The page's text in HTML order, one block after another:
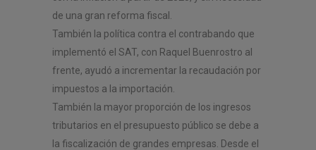
de una gran reforma fiscal.
También la política contra el contrabando que
implementó el SAT, con Raquel Buenrostro al
frente, ayudó a incrementar la recaudación por
impuestos a la importación.
También la mayor proporción de los ingresos
tributarios en el presupuesto público se debe a
la fiscalización de grandes empresas. Desde el